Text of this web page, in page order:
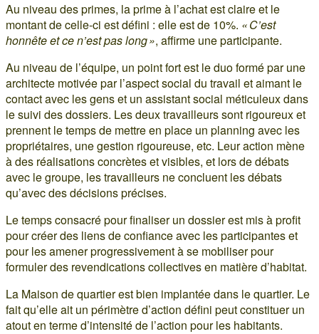
Au niveau des primes, la prime à l’achat est claire et le
montant de celle-ci est défini : elle est de 10%. « C’est
honnête et ce n’est pas long », affirme une participante.
Au niveau de l’équipe, un point fort est le duo formé par une
architecte motivée par l’aspect social du travail et aimant le
contact avec les gens et un assistant social méticuleux dans
le suivi des dossiers. Les deux travailleurs sont rigoureux et
prennent le temps de mettre en place un planning avec les
propriétaires, une gestion rigoureuse, etc. Leur action mène
à des réalisations concrètes et visibles, et lors de débats
avec le groupe, les travailleurs ne concluent les débats
qu’avec des décisions précises.
Le temps consacré pour finaliser un dossier est mis à profit
pour créer des liens de confiance avec les participantes et
pour les amener progressivement à se mobiliser pour
formuler des revendications collectives en matière d’habitat.
La Maison de quartier est bien implantée dans le quartier. Le
fait qu’elle ait un périmètre d’action défini peut constituer un
atout en terme d’intensité de l’action pour les habitants.